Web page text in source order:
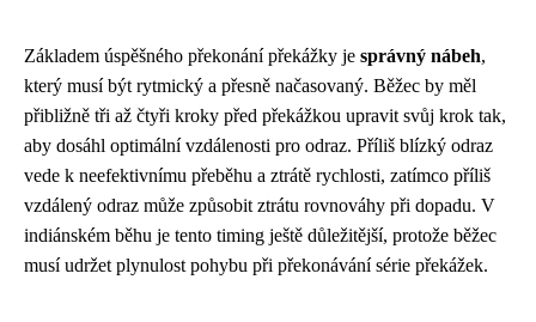
Základem úspěšného překonání překážky je správný nábeh,
který musí být rytmický a přesně načasovaný. Běžec by měl
přibližně tři až čtyři kroky před překážkou upravit svůj krok tak,
aby dosáhl optimální vzdálenosti pro odraz. Příliš blízký odraz
vede k neefektivnímu přeběhu a ztrátě rychlosti, zatímco příliš
vzdálený odraz může způsobit ztrátu rovnováhy při dopadu. V
indiánském běhu je tento timing ještě důležitější, protože běžec
musí udržet plynulost pohybu při překonávání série překážek.